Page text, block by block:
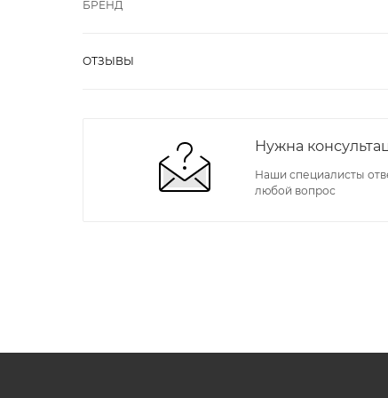
БРЕНД
ОТЗЫВЫ
Нужна
Наши специалисты
любой вопрос